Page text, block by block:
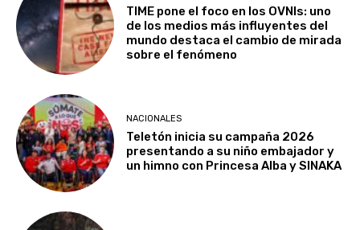
TIME pone el foco en los OVNIs: uno
de los medios más influyentes del
mundo destaca el cambio de mirada
sobre el fenómeno
NACIONALES
Teletón inicia su campaña 2026
presentando a su niño embajador y
un himno con Princesa Alba y SINAKA